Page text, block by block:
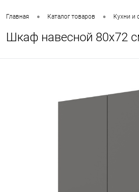
Главная • Каталог товаров • Кухни и
Шкаф навесной 80х72